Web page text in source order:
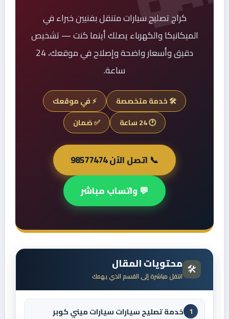
كراج تصليح سيارات متنقل بفنيين خبراء في
الميكانيكا والكهرباء يصلك أينما كنت — تشخيص
دقيق وأسعار واضحة وإصلاح في موقعك، 24
ساعة.
🛠️ خدمة متخصصة
⚡ في موقعك
🕐 24 ساعة
✅ ضمان
📞 اتصل الآن 98577474
💬 واتساب مباشر
🛠️ محتويات المقال
انتقل مباشرة إلى القسم الذي يهمك
1 خدمة تصليح سيارات سيارات ميني كوبر